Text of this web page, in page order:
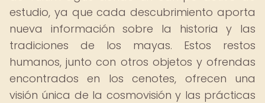
estudio, ya que cada descubrimiento aporta
nueva información sobre la historia y las
tradiciones de los mayas. Estos restos
humanos, junto con otros objetos y ofrendas
encontrados en los cenotes, ofrecen una
visión única de la cosmovisión y las prácticas